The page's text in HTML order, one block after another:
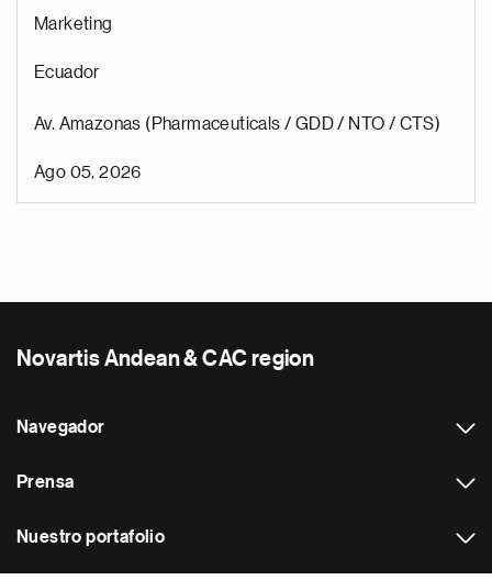
Marketing
Ecuador
Av. Amazonas (Pharmaceuticals / GDD / NTO / CTS)
Ago 05, 2026
Novartis Andean & CAC region
Navegador
Prensa
Nuestro portafolio